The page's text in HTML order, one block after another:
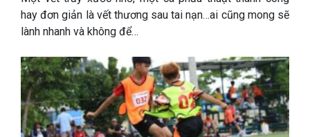
hay đơn giản là vết thương sau tai nạn…ai cũng mong sẽ
lành nhanh và không để…